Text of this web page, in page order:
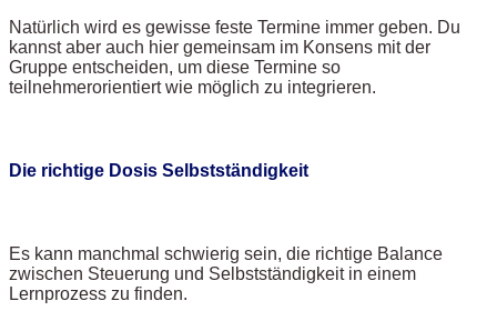
Natürlich wird es gewisse feste Termine immer geben. Du
kannst aber auch hier gemeinsam im Konsens mit der
Gruppe entscheiden, um diese Termine so
teilnehmerorientiert wie möglich zu integrieren.
Die richtige Dosis Selbstständigkeit
Es kann manchmal schwierig sein, die richtige Balance
zwischen Steuerung und Selbstständigkeit in einem
Lernprozess zu finden.